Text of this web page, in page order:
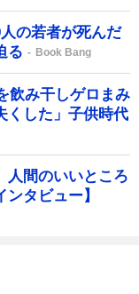
の若者が死んだ
る
Book Bang
飲み干しゲロまみ
くした」子供時代
人間のいいところ
タビュー】